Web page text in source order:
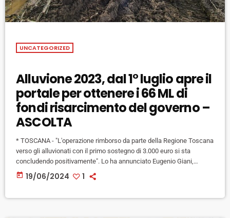
UNCATEGORIZED
Alluvione 2023, dal 1° luglio apre il
portale per ottenere i 66 ML di
fondi risarcimento del governo –
ASCOLTA
* TOSCANA - "L'operazione rimborso da parte della Regione Toscana
verso gli alluvionati con il primo sostegno di 3.000 euro si sta
concludendo positivamente". Lo ha annunciato Eugenio Giani,
presidente della Regione e commissario straordinario per
l'emergenza alluvione del novembre 2023. "Siamo arrivati a vedere
today 19/06/2024 1